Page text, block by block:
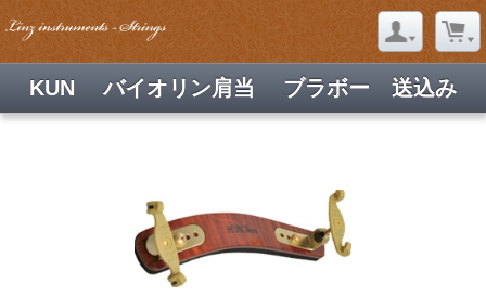
KUN バイオリン肩当 ブラボー 送込み